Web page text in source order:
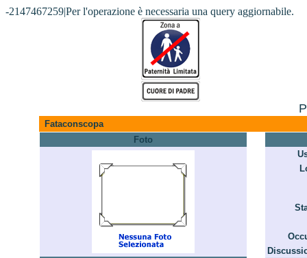
-2147467259|Per l'operazione è necessaria una query aggiornabile.
Fataconscopa
Foto